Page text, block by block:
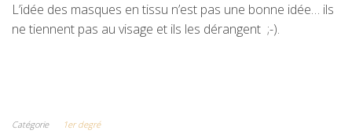
L’idée des masques en tissu n’est pas une bonne idée… ils
ne tiennent pas au visage et ils les dérangent ;-).
Catégorie 1er degré